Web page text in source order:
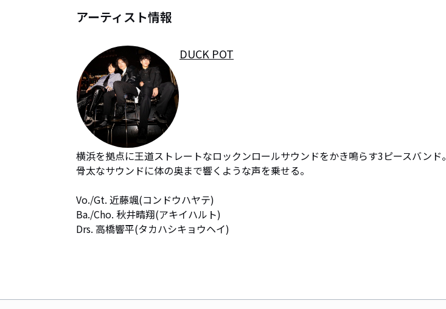
アーティスト情報
DUCK POT
横浜を拠点に王道ストレートなロックンロールサウンドをかき鳴らす3ピースバンド。
骨太なサウンドに体の奥まで響くような声を乗せる。
Vo./Gt. 近藤颯(コンドウハヤテ)
Ba./Cho. 秋井晴翔(アキイハルト)
Drs. 高橋響平(タカハシキョウヘイ)